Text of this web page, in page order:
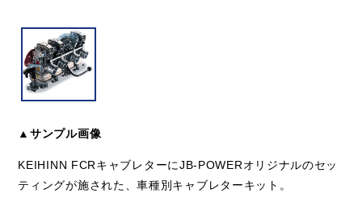
▲サンプル画像
KEIHINN FCRキャブレターにJB-POWERオリジナルのセッ
ティングが施された、車種別キャブレターキット。